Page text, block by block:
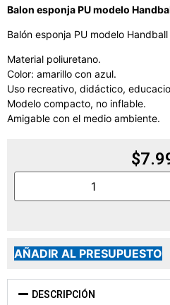
Balon esponja PU modelo
Balón esponja PU modelo
Material poliuretano.
Color: amarillo con azul.
Uso recreativo, didáctico,
Modelo compacto, no inflable.
Amigable con el medio ambiente.
$
AÑADIR AL PRESUPUESTO
DESCRIPCIÓN